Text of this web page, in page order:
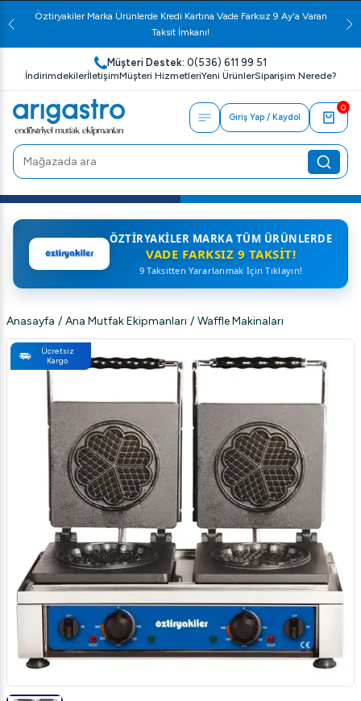
Öztiryakiler Marka Ürünlerde Kredi Kartına Vade Farksız 9 Ay'a Varan
Taksit İmkanı!
Müşteri Destek: 0(536) 611 99 51
İndirimdekilerİletişimMüşteri HizmetleriYeni ÜrünlerSiparişim Nerede?
Giriş Yap / Kaydol
0
ÖZTIRYAKILER MARKA TÜM ÜRÜNLERDE
VADE FARKSIZ 9 TAKSIT!
9 Taksitten Yararlanmak İçin Tıklayın!
Anasayfa / Ana Mutfak Ekipmanları / Waffle Makinaları
Ücretsiz
Kargo